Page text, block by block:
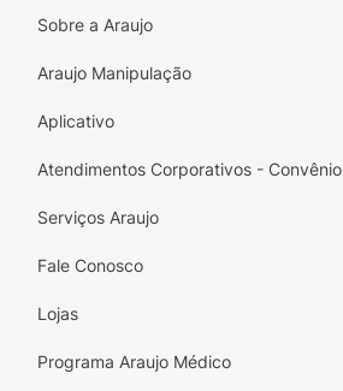
Sobre a Araujo
Araujo Manipulação
Aplicativo
Atendimentos Corporativos - Convênio
Serviços Araujo
Fale Conosco
Lojas
Programa Araujo Médico